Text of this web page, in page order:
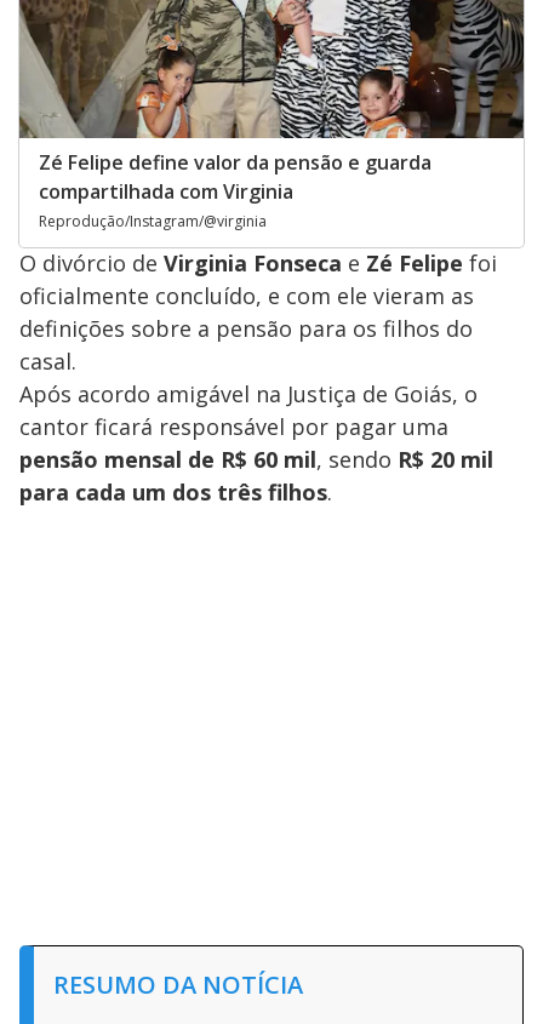
Zé Felipe define valor da pensão e guarda
compartilhada com Virginia
Reprodução/Instagram/@virginia
O divórcio de Virginia Fonseca e Zé Felipe foi
oficialmente concluído, e com ele vieram as
definições sobre a pensão para os filhos do
casal.
Após acordo amigável na Justiça de Goiás, o
cantor ficará responsável por pagar uma
pensão mensal de R$ 60 mil, sendo R$ 20 mil
para cada um dos três filhos.
RESUMO DA NOTÍCIA